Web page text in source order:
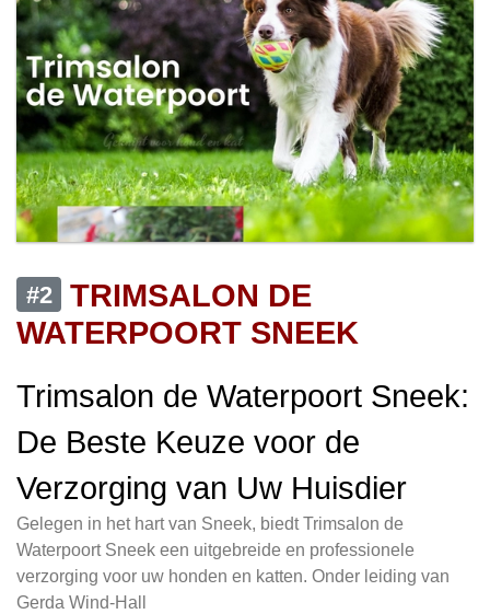
#2
TRIMSALON DE
WATERPOORT SNEEK
Trimsalon de Waterpoort Sneek:
De Beste Keuze voor de
Verzorging van Uw Huisdier
Gelegen in het hart van Sneek, biedt Trimsalon de
Waterpoort Sneek een uitgebreide en professionele
verzorging voor uw honden en katten. Onder leiding van
Gerda Wind-Hall